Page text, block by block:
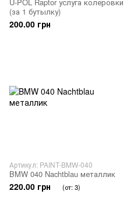
(за 1 бутылку)
200.00 грн
Артикул: PAINT-BMW-040
BMW 040 Nachtblau металлик
220.00 грн (от: 3)